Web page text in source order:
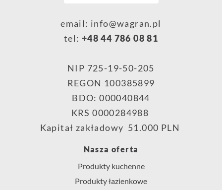
email: info@wagran.pl
tel: +48 44 786 08 81
NIP 725-19-50-205
REGON 100385899
BDO: 000040844
KRS 0000284988
Kapitał zakładowy 51.000 PLN
Nasza oferta
Produkty kuchenne
Produkty łazienkowe